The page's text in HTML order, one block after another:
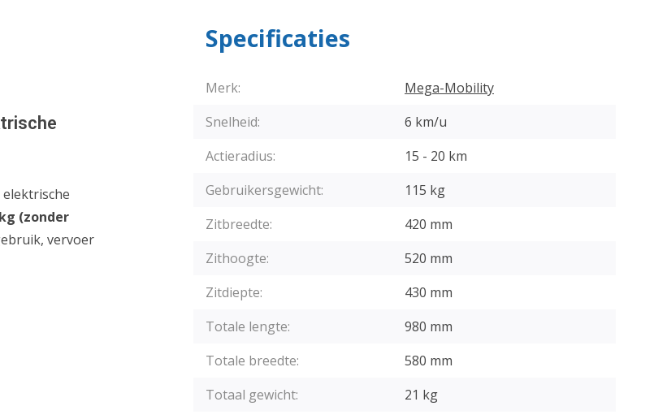
(zonder
vervoer
Specificaties
Merk:
Mega-Mobility
Snelheid:
6 km/u
Actieradius:
15 - 20 km
Gebruikersgewicht:
115 kg
Zitbreedte:
420 mm
Zithoogte:
520 mm
Zitdiepte:
430 mm
Totale lengte:
980 mm
Totale breedte:
580 mm
Totaal gewicht:
21 kg